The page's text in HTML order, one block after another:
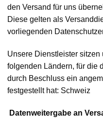
den Versand für uns
Diese gelten als
vorliegenden
Unsere Dienstleister
folgenden Ländern, für die
durch Beschluss ein
festgestellt hat: Schweiz
Datenweitergabe an